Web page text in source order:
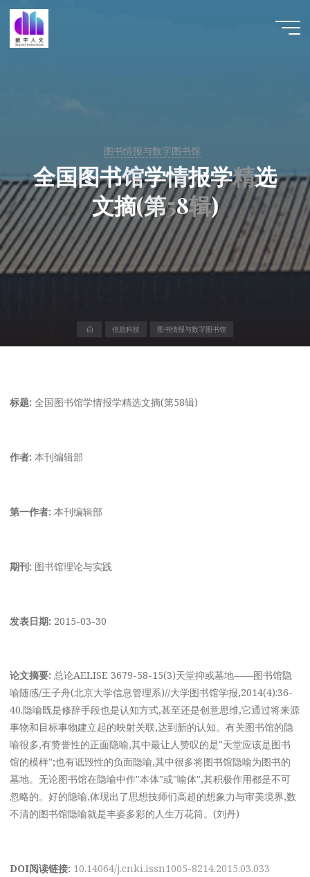
图书情报与数字图书馆
全国图书馆学情报学精选
文摘(第58辑)
信息科技 图书情报与数字图书馆
标题: 全国图书馆学情报学精选文摘(第58辑)
作者: 本刊编辑部
第一作者: 本刊编辑部
期刊: 图书馆理论与实践
发表日期: 2015-03-30
论文摘要: 总论AELISE 3679-58-15(3)天堂抑或墓地——图书馆隐
喻随感/王子舟(北京大学信息管理系)//大学图书馆学报,2014(4):36-
40.隐喻既是修辞手段也是认知方式,甚至还是创意思维,它通过将来源
事物和目标事物建立起的映射关联,达到新的认知。有关图书馆的隐
喻很多,有赞誉性的正面隐喻,其中最让人赞叹的是"天堂应该是图书
馆的模样";也有诋毁性的负面隐喻,其中很多将图书馆隐喻为图书的
墓地。无论图书馆在隐喻中作"本体"或"喻体",其积极作用都是不可
忽略的。好的隐喻,体现出了思想技师们高超的想象力与审美境界,数
不清的图书馆隐喻就是丰姿多彩的人生万花筒。(刘丹)
DOI阅读链接: 10.14064/j.cnki.issn1005-8214.2015.03.033